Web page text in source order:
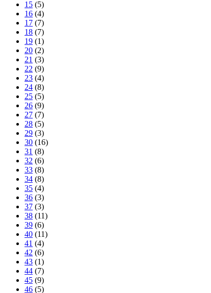
15 (5)
16 (4)
17 (7)
18 (7)
19 (1)
20 (2)
21 (3)
22 (9)
23 (4)
24 (8)
25 (5)
26 (9)
27 (7)
28 (5)
29 (3)
30 (16)
31 (8)
32 (6)
33 (8)
34 (8)
35 (4)
36 (3)
37 (3)
38 (11)
39 (6)
40 (11)
41 (4)
42 (6)
43 (1)
44 (7)
45 (9)
46 (5)